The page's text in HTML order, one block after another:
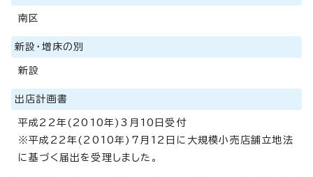
南区
新設・増床の別
新設
出店計画書
平成22年(2010年)3月10日受付
※平成22年(2010年)7月12日に大規模小売店舗立地法
に基づく届出を受理しました。